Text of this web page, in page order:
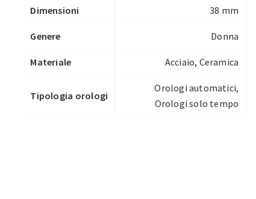
Dimensioni 38 mm
Genere Donna
Materiale Acciaio, Ceramica
Tipologia orologi
Orologi automatici,
Orologi solo tempo